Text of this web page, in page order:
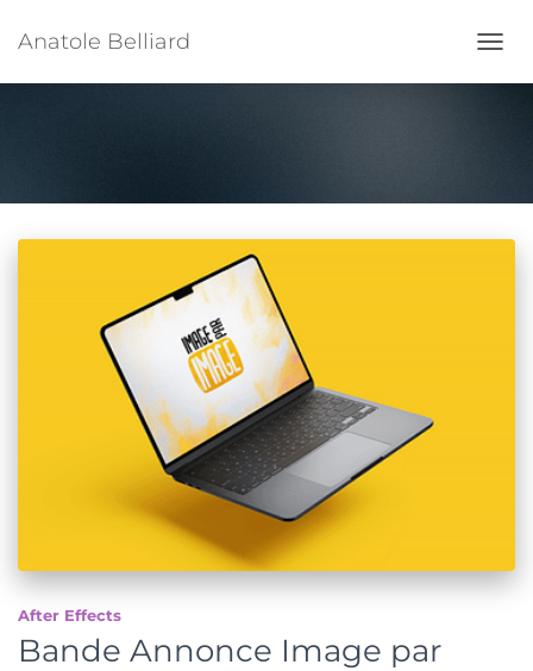
Anatole Belliard
After Effects
Bande Annonce Image par